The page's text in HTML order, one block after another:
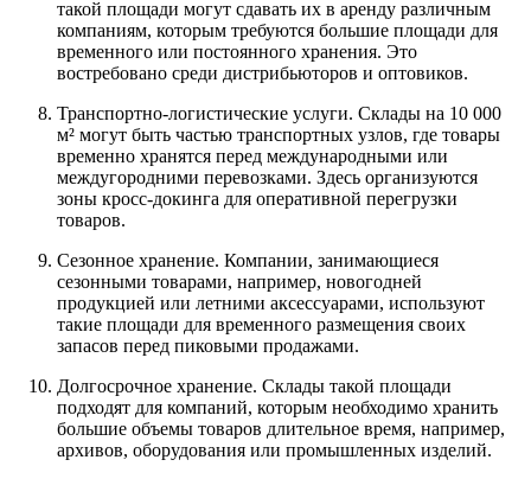
такой площади могут сдавать их в аренду различным
компаниям, которым требуются большие площади для
временного или постоянного хранения. Это
востребовано среди дистрибьюторов и оптовиков.
Транспортно-логистические услуги. Склады на 10 000
м² могут быть частью транспортных узлов, где товары
временно хранятся перед международными или
междугородними перевозками. Здесь организуются
зоны кросс-докинга для оперативной перегрузки
товаров.
Сезонное хранение. Компании, занимающиеся
сезонными товарами, например, новогодней
продукцией или летними аксессуарами, используют
такие площади для временного размещения своих
запасов перед пиковыми продажами.
Долгосрочное хранение. Склады такой площади
подходят для компаний, которым необходимо хранить
большие объемы товаров длительное время, например,
архивов, оборудования или промышленных изделий.